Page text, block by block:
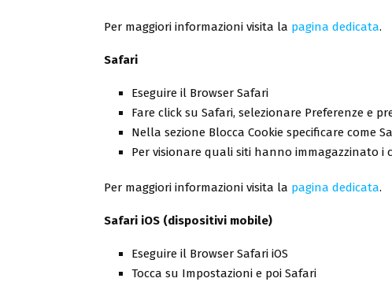
Per maggiori informazioni visita la pagina dedicata.
Safari
Eseguire il Browser Safari
Fare click su Safari, selezionare Preferenze e
Nella sezione Blocca Cookie specificare come
Per visionare quali siti hanno immagazzinato i
Per maggiori informazioni visita la pagina dedicata.
Safari iOS (dispositivi mobile)
Eseguire il Browser Safari iOS
Tocca su Impostazioni e poi Safari